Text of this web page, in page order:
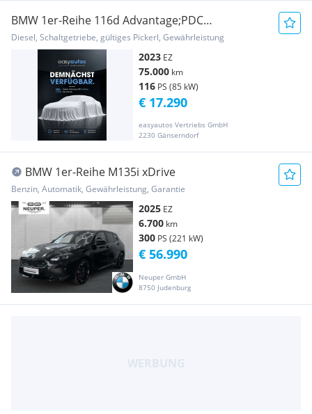
BMW 1er-Reihe 116d Advantage;PDC
Vo.u.Hi;BLUETOOTH;VOLL-LED;L...
Diesel, Schaltgetriebe, gültiges Pickerl, Gewährleistung
2023 EZ
75.000 km
116 PS (85 kW)
easyautos Vertriebs GmbH
2230 Gänserndorf
€ 17.290
BMW 1er-Reihe M135i xDrive
Benzin, Automatik, Gewährleistung, Garantie
2025 EZ
6.700 km
300 PS (221 kW)
Neuper GmbH
8750 Judenburg
€ 56.990